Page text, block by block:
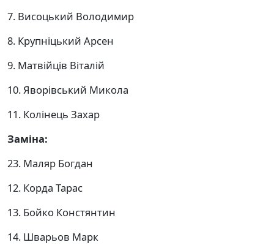
7. Висоцький Володимир
8. Крупніцький Арсен
9. Матвійців Віталій
10. Яворівський Микола
11. Колінець Захар
Заміна:
23. Маляр Богдан
12. Корда Тарас
13. Бойко Констянтин
14. Шварьов Марк